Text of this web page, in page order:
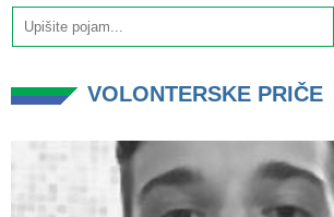
VOLONTERSKE PRIČE